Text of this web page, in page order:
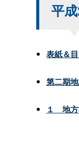
平
表紙＆
第二期
１ 地方